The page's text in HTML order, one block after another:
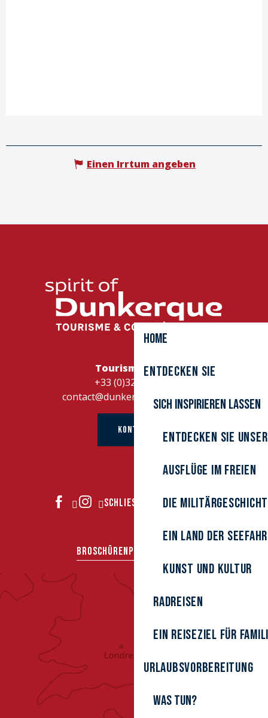
Home
Entdecken Sie
Sich inspirieren lassen
Entdecken Sie
Ausflüge im Freien
Die
Ein Land der
Kunst und Kultur
Radreisen
Ein Reiseziel für
Urlaubsvorbereitung
Was tun?
Einen Irrtum angeben
Tourismusbüro
+33 (0)328262728
contact@dunkerque-tourisme.fr
KONTAKT
SCHLIESSEN SIE SICH UNS AN
BROSCHÜRENPRESSEBEREICH